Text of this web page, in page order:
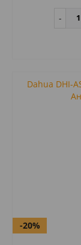
Dahua DHI-
-20%